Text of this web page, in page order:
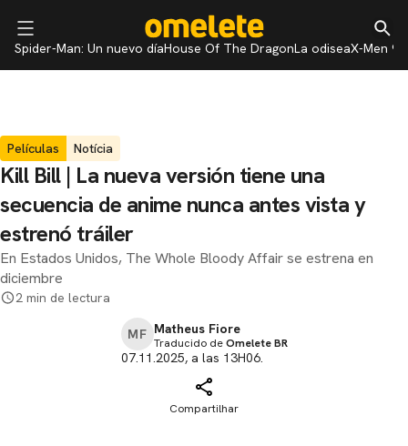
Spider-Man: Un nuevo díaHouse Of The DragonLa odiseaX-Men 97
Películas Notícia
Kill Bill | La nueva versión tiene una
secuencia de anime nunca antes vista y
estrenó tráiler
En Estados Unidos, The Whole Bloody Affair se estrena en
diciembre
2 min de lectura
MF Matheus Fiore
Traducido deOmelete BR
07.11.2025, a las 13H06.
Compartilhar